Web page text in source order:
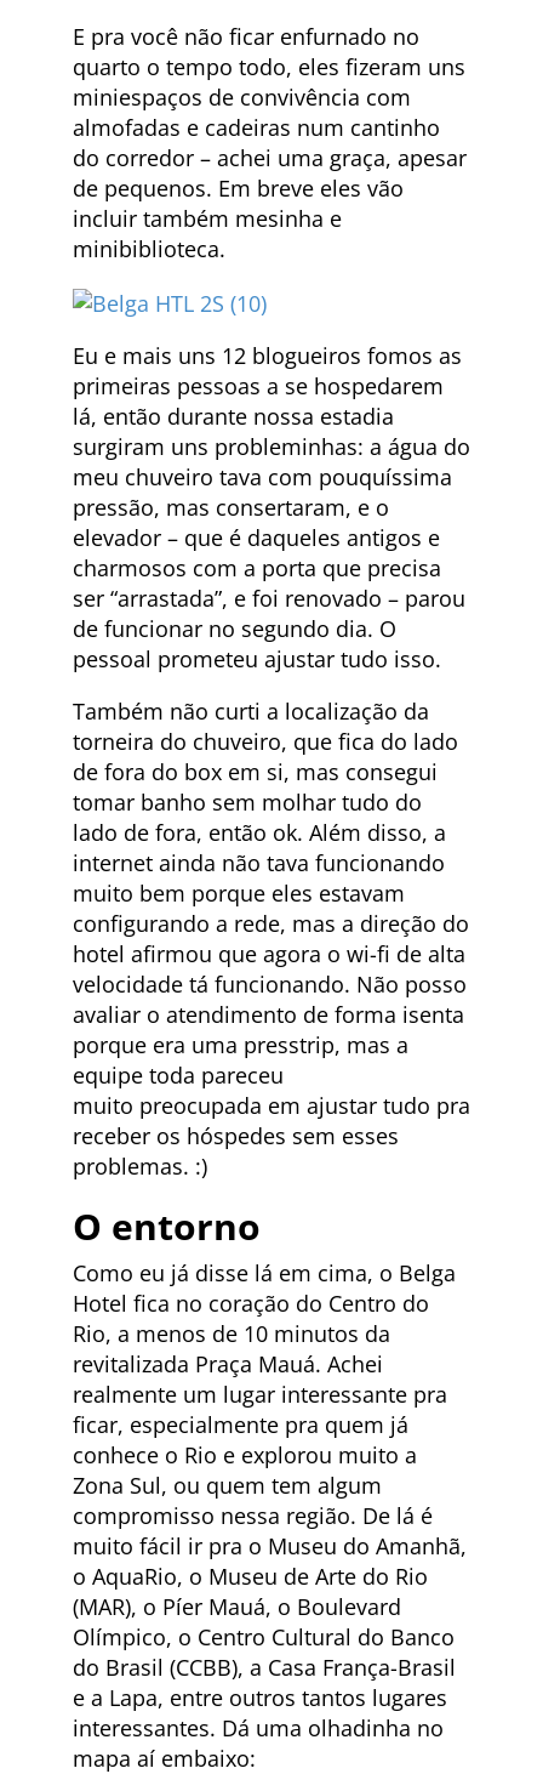
E pra você não ficar enfurnado no
quarto o tempo todo, eles fizeram uns
miniespaços de convivência com
almofadas e cadeiras num cantinho
do corredor – achei uma graça, apesar
de pequenos. Em breve eles vão
incluir também mesinha e
minibiblioteca.
Eu e mais uns 12 blogueiros fomos as
primeiras pessoas a se hospedarem
lá, então durante nossa estadia
surgiram uns probleminhas: a água do
meu chuveiro tava com pouquíssima
pressão, mas consertaram, e o
elevador – que é daqueles antigos e
charmosos com a porta que precisa
ser “arrastada”, e foi renovado – parou
de funcionar no segundo dia. O
pessoal prometeu ajustar tudo isso.
Também não curti a localização da
torneira do chuveiro, que fica do lado
de fora do box em si, mas consegui
tomar banho sem molhar tudo do
lado de fora, então ok. Além disso, a
internet ainda não tava funcionando
muito bem porque eles estavam
configurando a rede, mas a direção do
hotel afirmou que agora o wi-fi de alta
velocidade tá funcionando. Não posso
avaliar o atendimento de forma isenta
porque era uma presstrip, mas a
equipe toda pareceu
muito preocupada em ajustar tudo pra
receber os hóspedes sem esses
problemas. :)
O entorno
Como eu já disse lá em cima, o Belga
Hotel fica no coração do Centro do
Rio, a menos de 10 minutos da
revitalizada Praça Mauá. Achei
realmente um lugar interessante pra
ficar, especialmente pra quem já
conhece o Rio e explorou muito a
Zona Sul, ou quem tem algum
compromisso nessa região. De lá é
muito fácil ir pra o Museu do Amanhã,
o AquaRio, o Museu de Arte do Rio
(MAR), o Píer Mauá, o Boulevard
Olímpico, o Centro Cultural do Banco
do Brasil (CCBB), a Casa França-Brasil
e a Lapa, entre outros tantos lugares
interessantes. Dá uma olhadinha no
mapa aí embaixo: